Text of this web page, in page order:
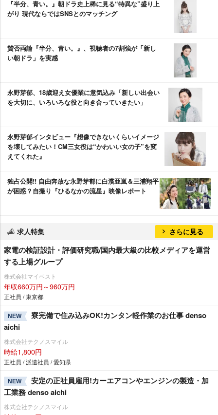
『半分、青い。』朝ドラ史上稀に見る“特異な”盛り上
がり 現代ならではSNSとのマッチング
賛否両論『半分、青い。』、視聴者の7割強が「新し
い朝ドラ」を実感
永野芽郁、18歳迎え女優業に意気込み「新しい出会い
を大切に、いろいろな役と向き合っていきたい」
永野芽郁インタビュー『想像できないくらいイメージ
を壊してみたい！CM三女役は“かわいい女の子”を変
えてくれた』
独占公開!! 自由奔放な永野芽郁に白濱亜嵐＆三浦翔平
が困惑？自撮り『ひるなかの流星』映像レポート
求人特集 さらに見る
家電の検証設計・評価研究職/国内最大級の比較メディアを運営
する上場グループ
株式会社マイベスト
年収660万円～960万円
正社員 / 東京都
NEW
寮完備で住み込みOK!カンタン軽作業のお仕事 denso
aichi
株式会社テクノスマイル
時給1,800円
正社員 / 派遣社員 / 愛知県
NEW
安定の正社員雇用!カーエアコンやエンジンの製造・加
工業務 denso aichi
株式会社テクノスマイル